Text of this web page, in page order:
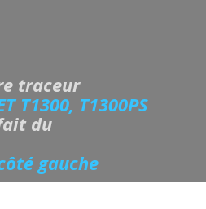
traceur
T1300, T1300PS
du
gauche